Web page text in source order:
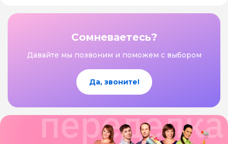
Сомневаетесь?
Давайте мы позвоним и поможем с выбором
Да, звоните!